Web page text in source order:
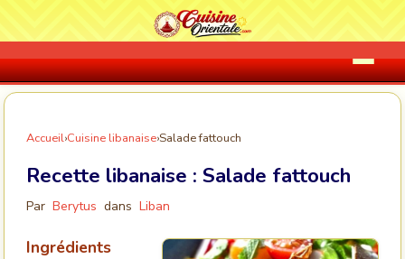
Accueil›Cuisine libanaise›Salade fattouch
Recette libanaise : Salade fattouch
Par Berytus dans Liban
Ingrédients